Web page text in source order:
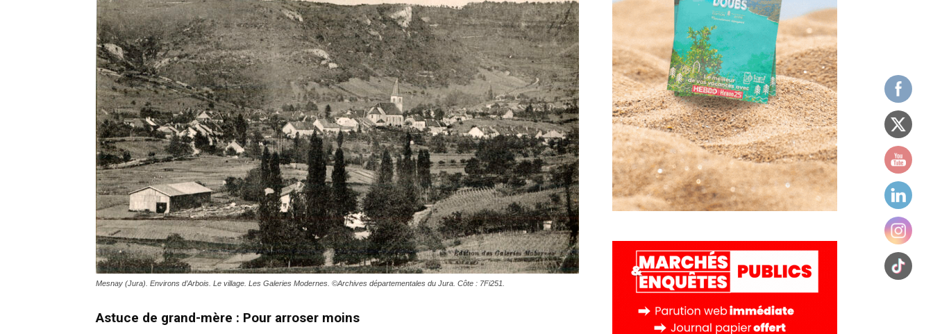
l'info
locale
–
Mesnay (Jura). Environs d’Arbois. Le village. Les Galeries Modernes. ©Archives départementales du Jura. Côte : 7Fi251.
Astuce de grand-mère : Pour arroser moins